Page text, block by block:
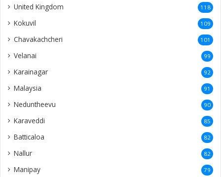
United Kingdom 118
Kokuvil 109
Chavakachcheri 101
Velanai 99
Karainagar 92
Malaysia 91
Neduntheevu 90
Karaveddi 85
Batticaloa 82
Nallur 82
Manipay 79